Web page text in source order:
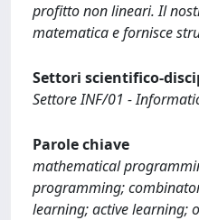
profitto non lineari. Il
matematica e fornisce
Settori scientifico-
Settore INF/01 -
Parole chiave
mathematical
programming;
learning; active learning;